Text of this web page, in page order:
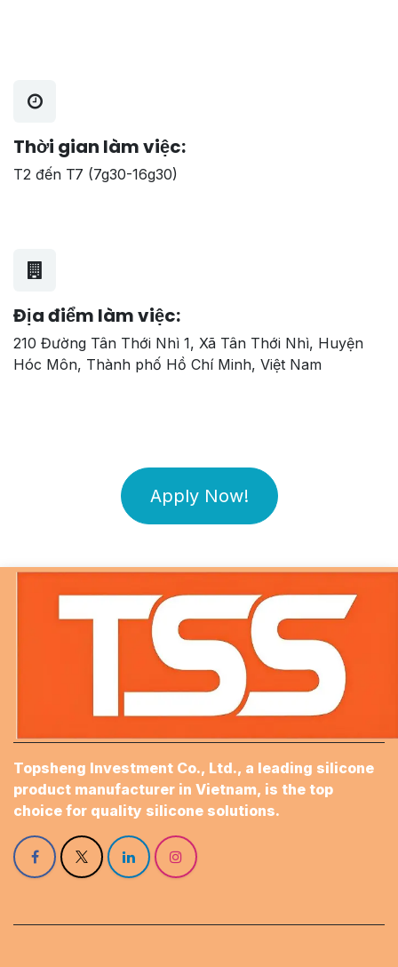
Thời gian làm việc:
T2 đến T7 (7g30-16g30)
Địa điểm làm việc:
210 Đường Tân Thới Nhì 1, Xã Tân Thới Nhì, Huyện
Hóc Môn, Thành phố Hồ Chí Minh, Việt Nam
Apply Now!
Topsheng Investment Co., Ltd., a leading silicone
product manufacturer in Vietnam, is the top
choice for quality silicone solutions.